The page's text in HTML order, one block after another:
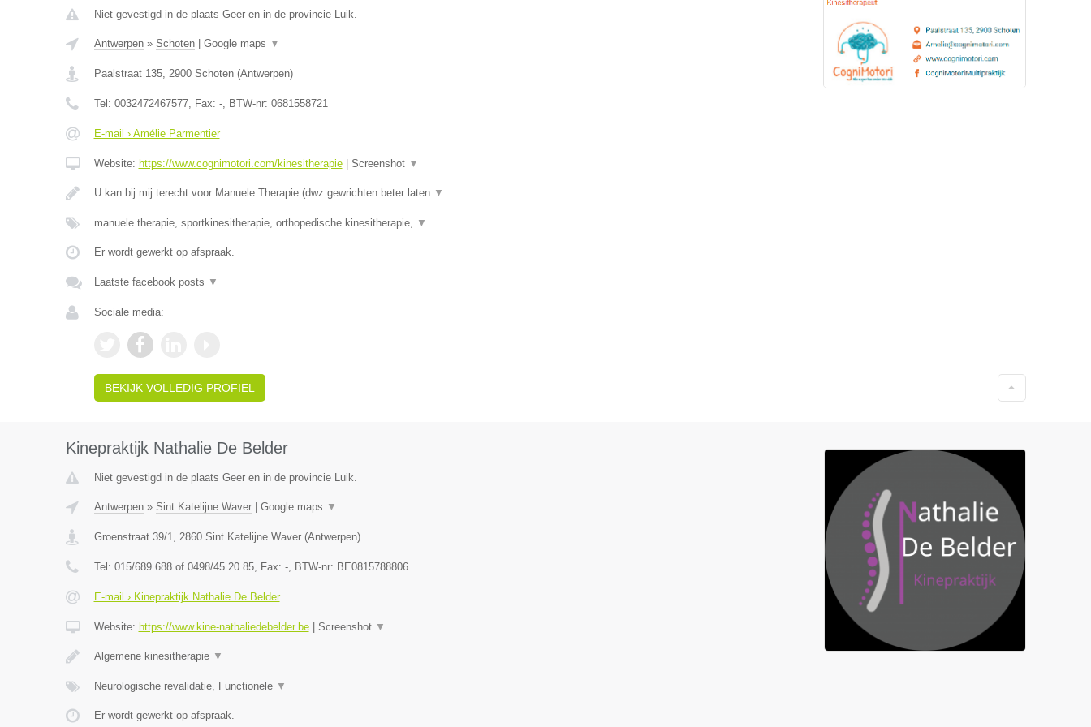
Niet gevestigd in de plaats Geer en in de provincie Luik.
Antwerpen» Schoten| Google maps ▼
Paalstraat 135, 2900 Schoten(Antwerpen)
Tel: 0032472467577, Fax: -, BTW-nr: 0681558721
E-mail › Amélie Parmentier
Website: https://www.cognimotori.com/kinesitherapie| Screenshot ▼
U kan bij mij terecht voor Manuele Therapie (dwz gewrichten beter laten ▼
manuele therapie, sportkinesitherapie, orthopedische kinesitherapie, ▼
Er wordt gewerkt op afspraak.
Laatste facebook posts ▼
Sociale media:
BEKIJK VOLLEDIG PROFIEL
Kinepraktijk Nathalie De Belder
Niet gevestigd in de plaats Geer en in de provincie Luik.
Antwerpen» Sint Katelijne Waver| Google maps ▼
Groenstraat 39/1, 2860 Sint Katelijne Waver(Antwerpen)
Tel: 015/689.688 of 0498/45.20.85, Fax: -, BTW-nr: BE0815788806
E-mail › Kinepraktijk Nathalie De Belder
Website: https://www.kine-nathaliedebelder.be| Screenshot ▼
Algemene kinesitherapie ▼
Neurologische revalidatie, Functionele ▼
Er wordt gewerkt op afspraak.